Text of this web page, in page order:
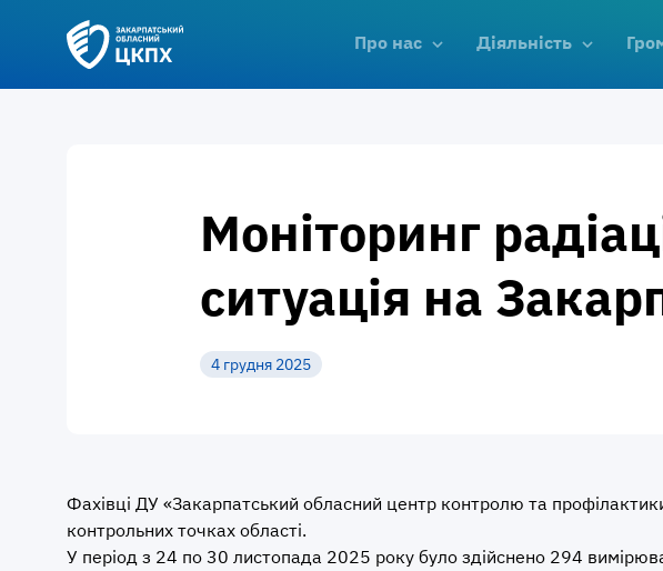
Про нас Діяльність
Моніторинг
ситуація на
4 грудня 2025
Фахівці ДУ «Закарпатський обласний центр контролю та
контрольних точках області.
У період з 24 по 30 листопада 2025 року було здійснено 294